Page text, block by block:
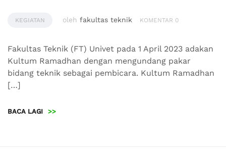
KEGIATAN oleh fakultas teknik KOMENTAR 0
Fakultas Teknik (FT) Univet pada 1 April 2023 adakan
Kultum Ramadhan dengan mengundang pakar
bidang teknik sebagai pembicara. Kultum Ramadhan
[…]
BACA LAGI >>